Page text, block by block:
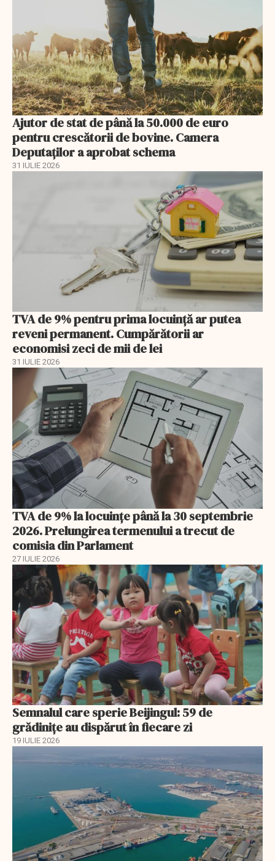
Ajutor de stat de până la 50.000 de euro
pentru crescătorii de bovine. Camera
Deputaților a aprobat schema
31 IULIE 2026
TVA de 9% pentru prima locuință ar putea
reveni permanent. Cumpărătorii ar
economisi zeci de mii de lei
31 IULIE 2026
TVA de 9% la locuințe până la 30 septembrie
2026. Prelungirea termenului a trecut de
comisia din Parlament
27 IULIE 2026
Semnalul care sperie Beijingul: 59 de
grădinițe au dispărut în fiecare zi
19 IULIE 2026